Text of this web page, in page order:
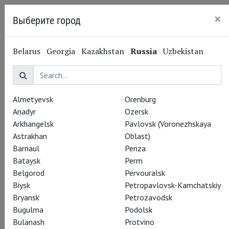
Выберите город ×
Belarus Georgia Kazakhstan Russia Uzbekistan
Almetyevsk
Anadyr
Arkhangelsk
Astrakhan
Barnaul
Bataysk
Belgorod
Biysk
Bryansk
Bugulma
Bulanash
Orenburg
Ozersk
Pavlovsk (Voronezhskaya
Oblast)
Penza
Perm
Pervouralsk
Petropavlovsk-Kamchatskiy
Petrozavodsk
Podolsk
Protvino